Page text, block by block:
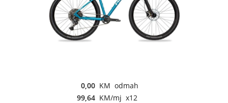
0,00 KM odmah
99,64 KM/mj x12